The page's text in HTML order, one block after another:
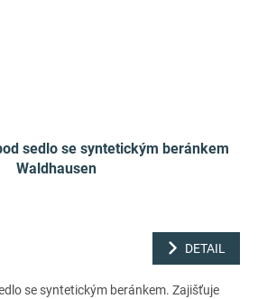
sedlo se syntetickým beránkem
Waldhausen
DETAIL
se syntetickým beránkem. Zajišťuje